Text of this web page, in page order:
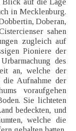
Blick auf die Lage
in Mecklenburg.
Doberan,
sahen
zugleich auf
Pioniere der
des
an, welche der
Aufnahme der
voraufgehen
Sie lichteten
bedeckten, und
welche die